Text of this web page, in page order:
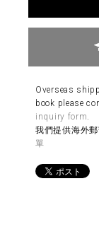
Overseas
book please
inquiry form.
我們提供海外
單